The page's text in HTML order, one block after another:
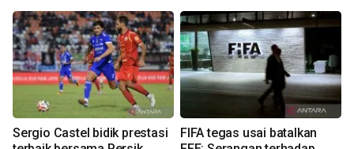
Sergio Castel bidik prestasi
FIFA tegas usai batalkan